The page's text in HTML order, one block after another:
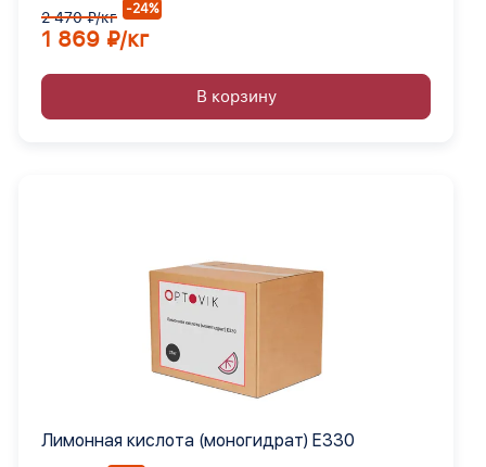
2 470 ₽/кг -24%
1 869 ₽/кг
В корзину
Лимонная кислота (моногидрат) Е330